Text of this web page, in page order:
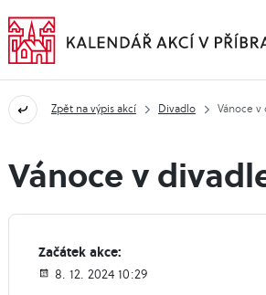
Zpět na výpis akcí Divadlo Vánoce v
Vánoce v
Začátek akce:
8. 12. 2024 10:29